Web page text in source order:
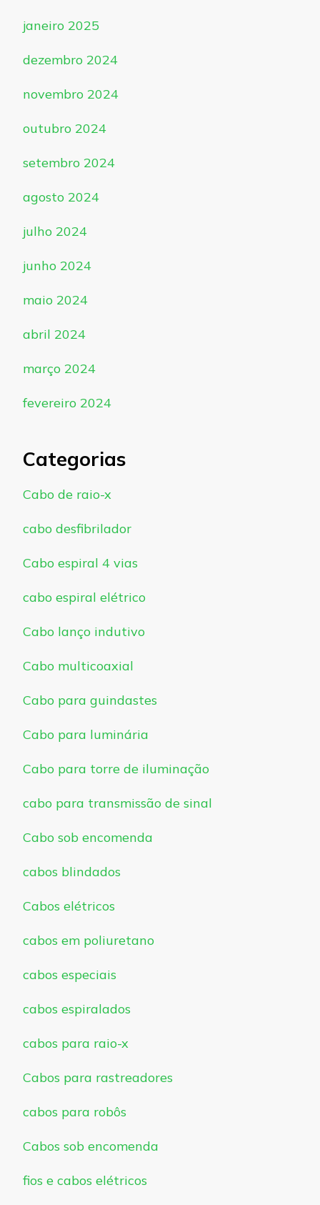
janeiro 2025
dezembro 2024
novembro 2024
outubro 2024
setembro 2024
agosto 2024
julho 2024
junho 2024
maio 2024
abril 2024
março 2024
fevereiro 2024
Categorias
Cabo de raio-x
cabo desfibrilador
Cabo espiral 4 vias
cabo espiral elétrico
Cabo lanço indutivo
Cabo multicoaxial
Cabo para guindastes
Cabo para luminária
Cabo para torre de iluminação
cabo para transmissão de sinal
Cabo sob encomenda
cabos blindados
Cabos elétricos
cabos em poliuretano
cabos especiais
cabos espiralados
cabos para raio-x
Cabos para rastreadores
cabos para robôs
Cabos sob encomenda
fios e cabos elétricos